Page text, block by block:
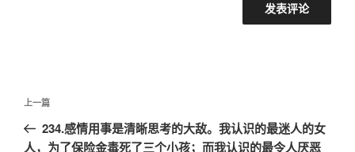
文
导
上
一
篇
上一篇
234.感情用事是清晰思考的大敌。我认识的最迷人的女
人，为了保险金毒死了三个小孩；而我认识的最令人厌恶